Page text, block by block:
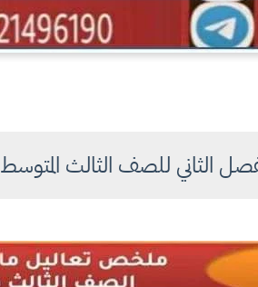
الثاني للصف الثالث المتوسط